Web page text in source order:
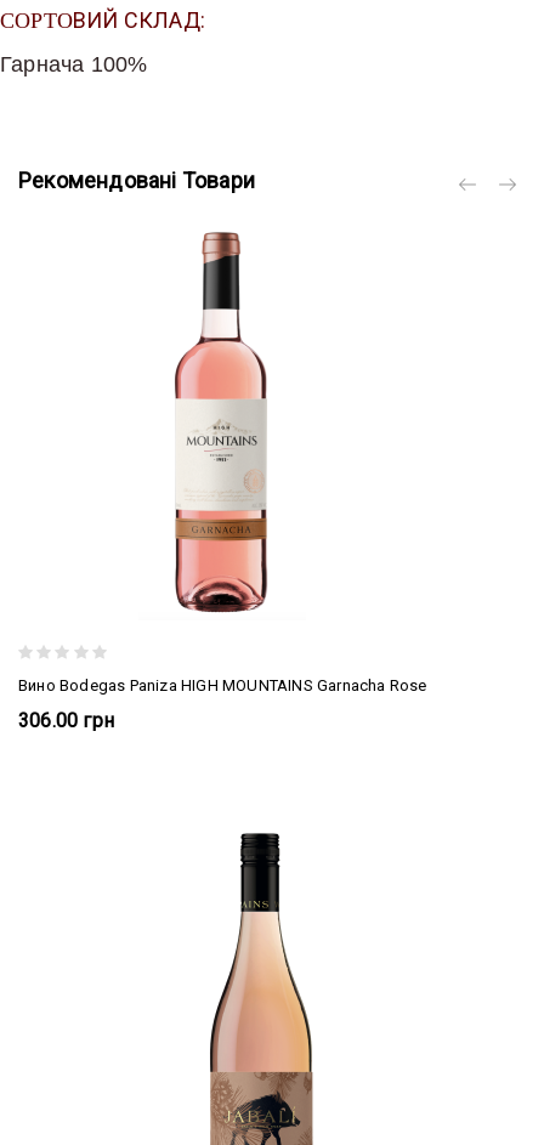
СОРТОВИЙ СКЛАД:
Гарнача 100%
Рекомендовані Товари
Вино Bodegas Paniza HIGH MOUNTAINS Garnacha Rose
306.00 грн